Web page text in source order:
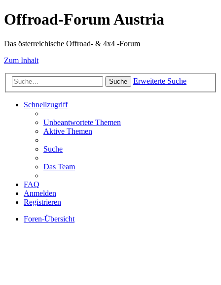
Offroad-Forum Austria
Das österreichische Offroad- & 4x4 -Forum
Zum Inhalt
Suche Erweiterte Suche
Schnellzugriff
Unbeantwortete Themen
Aktive Themen
Suche
Das Team
FAQ
Anmelden
Registrieren
Foren-Übersicht